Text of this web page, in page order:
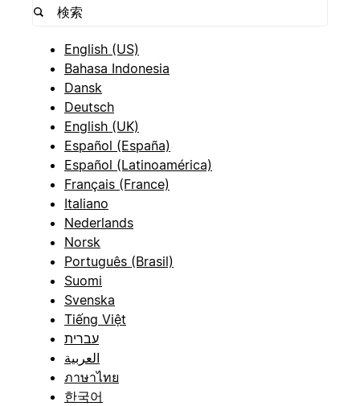
English (US)
Bahasa Indonesia
Dansk
Deutsch
English (UK)
Español (España)
Español (Latinoamérica)
Français (France)
Italiano
Nederlands
Norsk
Português (Brasil)
Suomi
Svenska
Tiếng Việt
עברית
العربية
ภาษาไทย
한국어